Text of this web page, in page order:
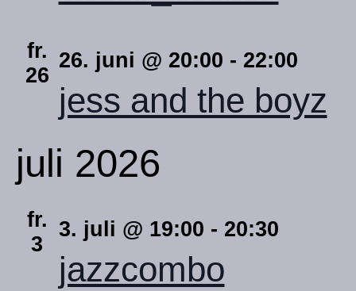
fr.
26
jess and the boyz
26. juni @ 20:00 - 22:00
juli 2026
fr.
3
jazzcombo
3. juli @ 19:00 - 20:30